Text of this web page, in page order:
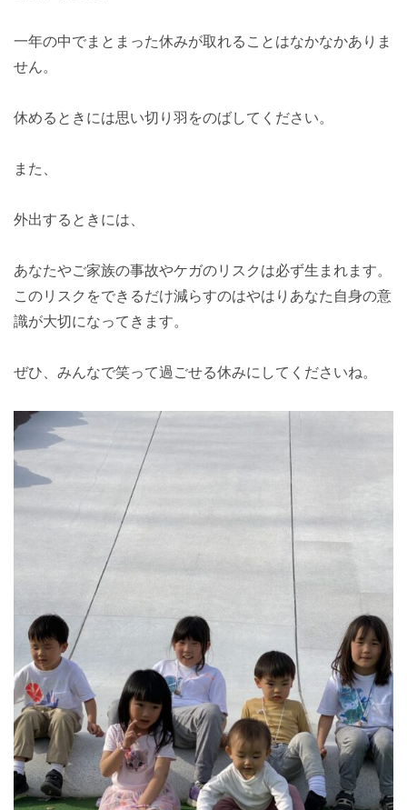
一年の中でまとまった休みが取れることはなかなかありま
せん。
休めるときには思い切り羽をのばしてください。
また、
外出するときには、
あなたやご家族の事故やケガのリスクは必ず生まれます。
このリスクをできるだけ減らすのはやはりあなた自身の意
識が大切になってきます。
ぜひ、みんなで笑って過ごせる休みにしてくださいね。